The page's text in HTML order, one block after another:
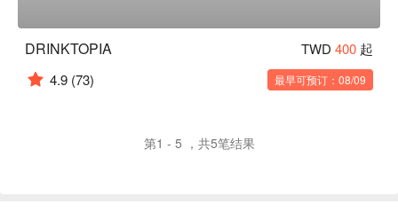
DRINKTOPIA TWD 400 起
4.9 (73) 最早可预订：08/09
第1 - 5 ，共5笔结果